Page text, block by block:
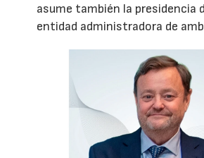
asume también la presidencia
entidad administradora de